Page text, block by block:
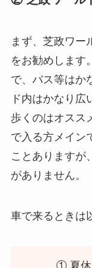
まず、芝政ワー
をお勧めします
で、バス等はか
ド内はかなり広
歩くのはオスス
で入る方メイン
ことありますが
がありません。
車で来るときは